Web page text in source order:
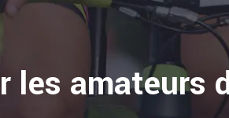
amateurs